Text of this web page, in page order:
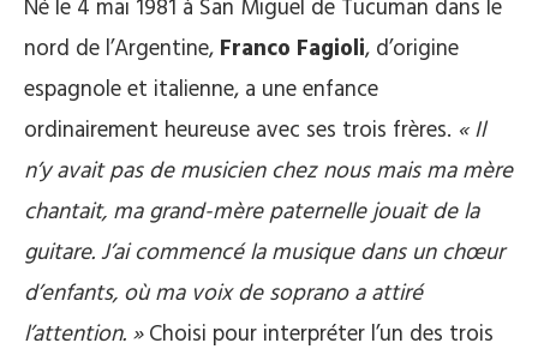
Né le 4 mai 1981 à San Miguel de Tucuman dans le
nord de l’Argentine, Franco Fagioli, d’origine
espagnole et italienne, a une enfance
ordinairement heureuse avec ses trois frères. « Il
n’y avait pas de musicien chez nous mais ma mère
chantait, ma grand-mère paternelle jouait de la
guitare. J’ai commencé la musique dans un chœur
d’enfants, où ma voix de soprano a attiré
l’attention. »Choisi pour interpréter l’un des trois